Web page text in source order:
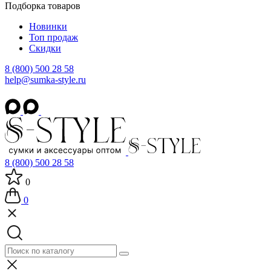
Подборка товаров
Новинки
Топ продаж
Скидки
8 (800) 500 28 58
help@sumka-style.ru
8 (800) 500 28 58
0
0